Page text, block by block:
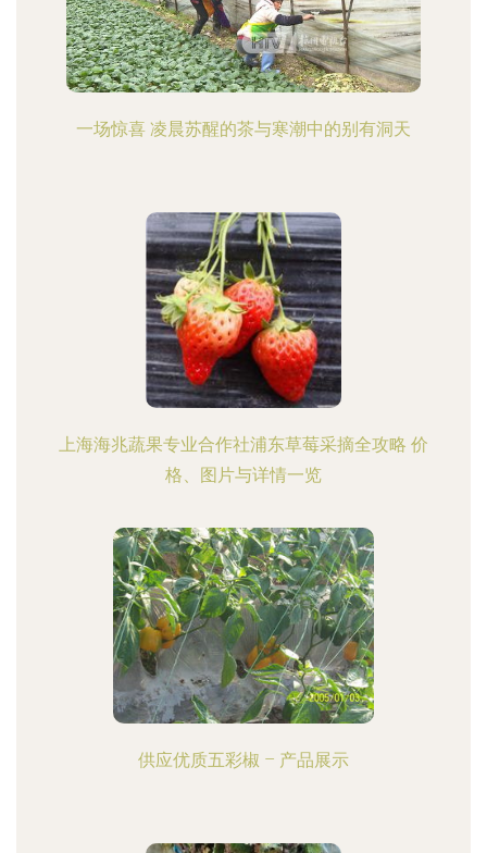
一场惊喜 凌晨苏醒的茶与寒潮中的别有洞天
上海海兆蔬果专业合作社浦东草莓采摘全攻略 价
格、图片与详情一览
供应优质五彩椒 – 产品展示